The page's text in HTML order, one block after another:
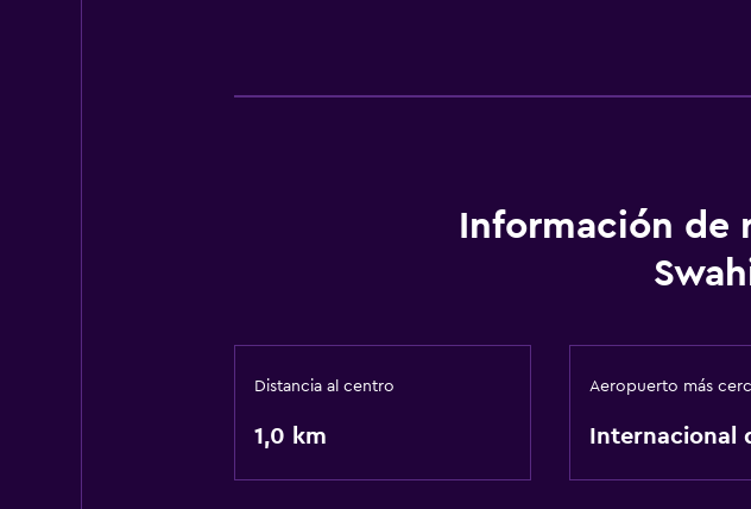
Información de
Distancia al centro
1,0 km
Aeropuerto más
Internacional